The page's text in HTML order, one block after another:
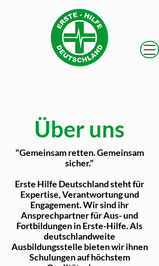
Über uns
"Gemeinsam retten. Gemeinsam
sicher."
Erste Hilfe Deutschland steht für
Expertise, Verantwortung und
Engagement. Wir sind ihr
Ansprechpartner für Aus- und
Fortbildungen in Erste-Hilfe. Als
deutschlandweite
Ausbildungsstelle bieten wir ihnen
Schulungen auf höchstem